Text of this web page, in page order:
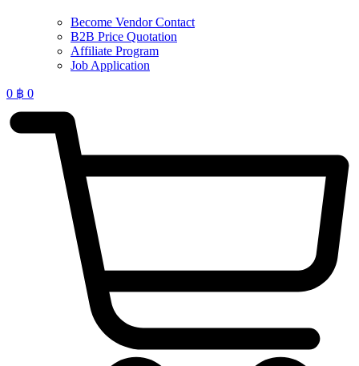
Become Vendor Contact
B2B Price Quotation
Affiliate Program
Job Application
0 ฿ 0